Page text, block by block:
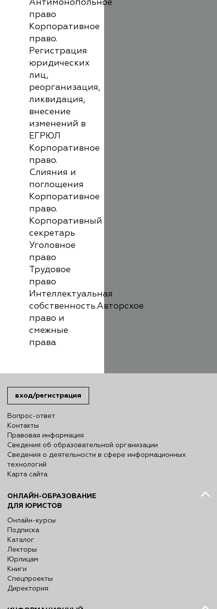
Антимонопольное
право
Корпоративное
право.
Регистрация
юридических
лиц,
реорганизация,
ликвидация,
внесение
изменений в
ЕГРЮЛ
Корпоративное
право.
Слияния и
поглощения
Корпоративное
право.
Корпоративный
секретарь
Уголовное
право
Трудовое
право
Интеллектуальная
собственность.Авторское
право и
смежные
права
вход/регистрация
Вопрос-ответ
Контакты
Правовая информация
Сведения об образовательной организации
Сведения о деятельности в сфере информационных
технологий
Карта сайта
ОНЛАЙН-ОБРАЗОВАНИЕ
ДЛЯ ЮРИСТОВ
Онлайн-курсы
Подписка
Каталог
Лекторы
Юрлицам
Книги
Спецпроекты
Директория